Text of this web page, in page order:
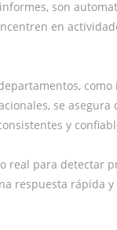
son
en
se
y
real para detectar
respuesta rápida